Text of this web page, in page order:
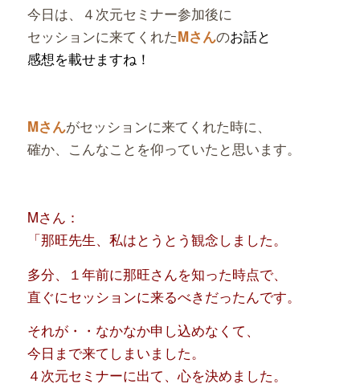
今日は、４次元セミナー参加後に
セッションに来てくれたMさんのお話と
感想を載せますね！
Mさんがセッションに来てくれた時に、
確か、こんなことを仰っていたと思います。
Mさん：
「那旺先生、私はとうとう観念しました。
多分、１年前に那旺さんを知った時点で、
直ぐにセッションに来るべきだったんです。
それが・・なかなか申し込めなくて、
今日まで来てしまいました。
４次元セミナーに出て、心を決めました。